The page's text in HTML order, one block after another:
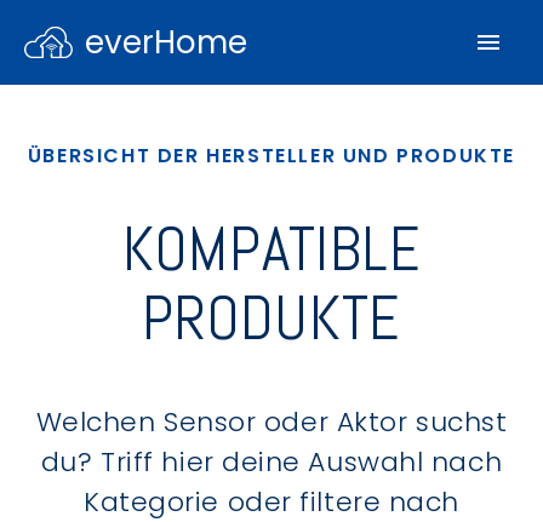
everHome
ÜBERSICHT DER HERSTELLER UND PRODUKTE
KOMPATIBLE
PRODUKTE
Welchen Sensor oder Aktor suchst
du? Triff hier deine Auswahl nach
Kategorie oder filtere nach